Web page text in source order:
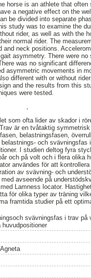
horse is an athlete that
a negative effect on the
be divided into separate
study was to examine the
rider, as well as with the
normal rider. The
neck positions.
asymmetry. There were
was no significant
asymmetric movements in
different with or without
and the results from this
were tested.
som ofta lider av skador i
är en tvåtaktig
belastningsfasen,
och
I studien deltog fyra
och på volt och i flera olika
användes för att
av svävning- och
avseende på
Lamness locator.
för olika typer av träning
framtida studier på ett
svävningsfas i trav